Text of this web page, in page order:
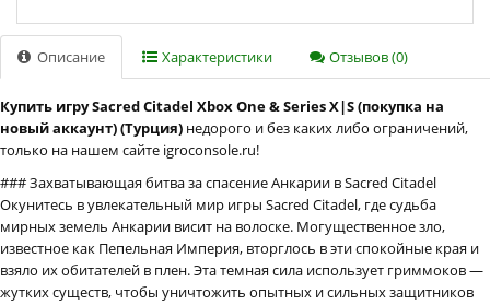
Описание Характеристики Отзывов (0)
Купить игру Sacred Citadel Xbox One & Series X|S (покупка на
новый аккаунт) (Турция) недорого и без каких либо ограничений,
только на нашем сайте igroconsole.ru!
### Захватывающая битва за спасение Анкарии в Sacred Citadel
Окунитесь в увлекательный мир игры Sacred Citadel, где судьба
мирных земель Анкарии висит на волоске. Могущественное зло,
известное как Пепельная Империя, вторглось в эти спокойные края и
взяло их обитателей в плен. Эта темная сила использует гриммоков —
жутких существ, чтобы уничтожить опытных и сильных защитников